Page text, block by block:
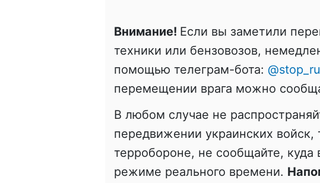
Внимание! Если вы заметили
техники или бензовозов,
помощью телеграм-бота:
перемещении врага можно
В любом случае не
передвижении украинских войск,
терробороне, не сообщайте, куда
режиме реального времени.